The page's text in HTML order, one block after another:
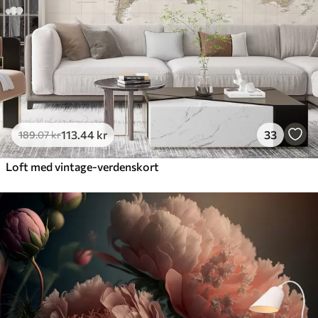
189.07kr113 .44 kr 33
Loft med vintage-verdenskort